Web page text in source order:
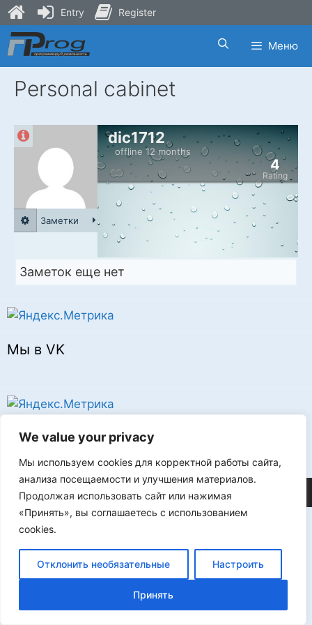
We value your privacy
Мы используем cookies для корректной работы сайта,
анализа посещаемости и улучшения материалов.
Продолжая использовать сайт или нажимая
«Принять», вы соглашаетесь с использованием
cookies.
Отклонить необязательные Настроить
Принять
Skip
to
content
Меню
Personal cabinet
dic1712
offline 12 months
Rating
4
Заметки
Заметок еще нет
Мы в VK
Реклама
©2026 FLProg
Entry Register